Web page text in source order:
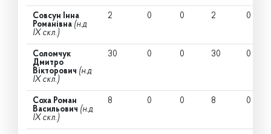
Совсун Інна
Романівна (н.д
IX скл.)
2 0 0 2 0
Соломчук
Дмитро
Вікторович (н.д
IX скл.)
30 0 0 30 0
Соха Роман
Васильович (н.д
IX скл.)
8 0 0 8 0